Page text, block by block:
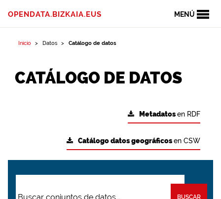
MENÚ
OPENDATA.BIZKAIA.EUS
Inicio Datos Catálogo de datos
CATÁLOGO DE DATOS
Metadatosen RDF
Catálogo datos geográficosen CSW
BUSCAR